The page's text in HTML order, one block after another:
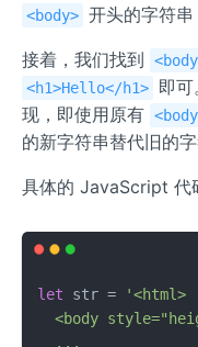
<body> 开头的字符
接着，我们找到
<h1>Hello</h1> 即
现，即使用原有
的新字符串替代旧的
具体的 JavaScript 代
let str =
'<html>
<body
  ...